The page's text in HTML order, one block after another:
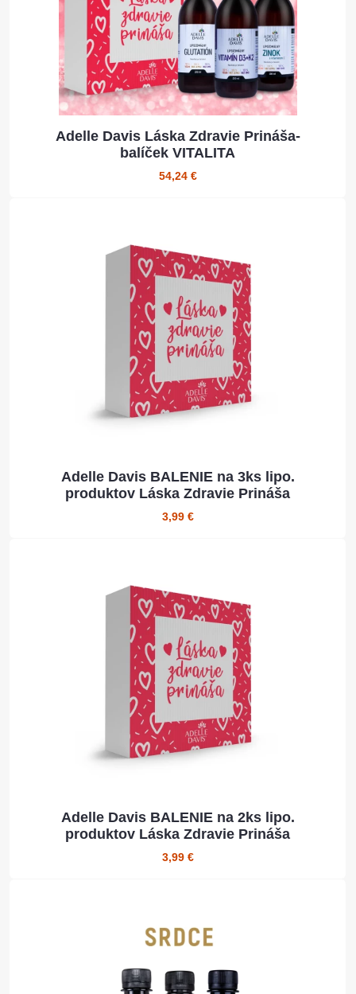
Adelle Davis Láska Zdravie Prináša-
balíček VITALITA
54,24 €
Adelle Davis BALENIE na 3ks lipo.
produktov Láska Zdravie Prináša
3,99 €
Adelle Davis BALENIE na 2ks lipo.
produktov Láska Zdravie Prináša
3,99 €